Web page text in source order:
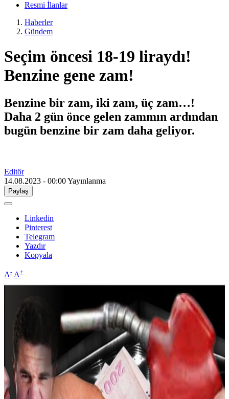
Resmi İlanlar
Haberler
Gündem
Seçim öncesi 18-19 liraydı!
Benzine gene zam!
Benzine bir zam, iki zam, üç zam…!
Daha 2 gün önce gelen zammın ardından
bugün benzine bir zam daha geliyor.
Editör
14.08.2023 - 00:00Yayınlanma
Paylaş
Linkedin
Pinterest
Telegram
Yazdır
Kopyala
A- A+